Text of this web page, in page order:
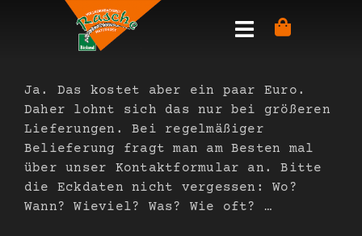
Ja. Das kostet aber ein paar Euro.
Daher lohnt sich das nur bei größeren
Lieferungen. Bei regelmäßiger
Belieferung fragt man am Besten mal
über unser Kontaktformular an. Bitte
die Eckdaten nicht vergessen: Wo?
Wann? Wieviel? Was? Wie oft? …